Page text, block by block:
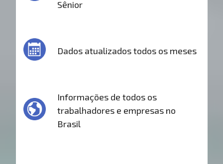
Sênior
Dados atualizados todos os meses
Informações de todos os
trabalhadores e empresas no
Brasil